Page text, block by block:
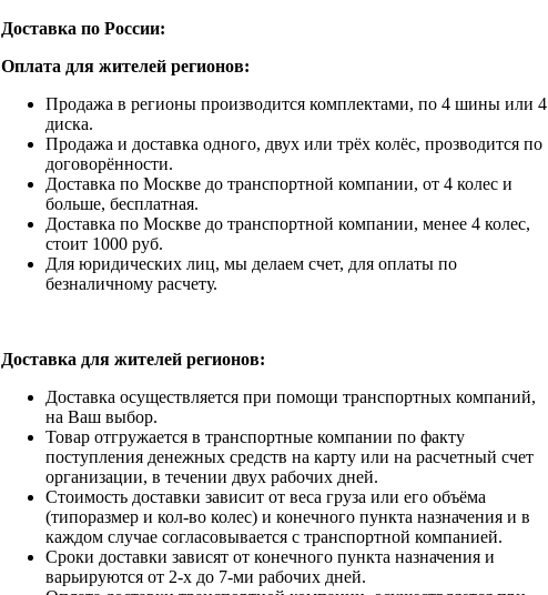
Доставка по России:
Оплата для жителей регионов:
Продажа в регионы производится комплектами, по 4 шины или 4
диска.
Продажа и доставка одного, двух или трёх колёс, прозводится по
договорённости.
Доставка по Москве до транспортной компании, от 4 колес и
больше, бесплатная.
Доставка по Москве до транспортной компании, менее 4 колес,
стоит 1000 руб.
Для юридических лиц, мы делаем счет, для оплаты по
безналичному расчету.
Доставка для жителей регионов:
Доставка осуществляется при помощи транспортных компаний,
на Ваш выбор.
Товар отгружается в транспортные компании по факту
поступления денежных средств на карту или на расчетный счет
организации, в течении двух рабочих дней.
Стоимость доставки зависит от веса груза или его объёма
(типоразмер и кол-во колес) и конечного пункта назначения и в
каждом случае согласовывается с транспортной компанией.
Сроки доставки зависят от конечного пункта назначения и
варьируются от 2-х до 7-ми рабочих дней.